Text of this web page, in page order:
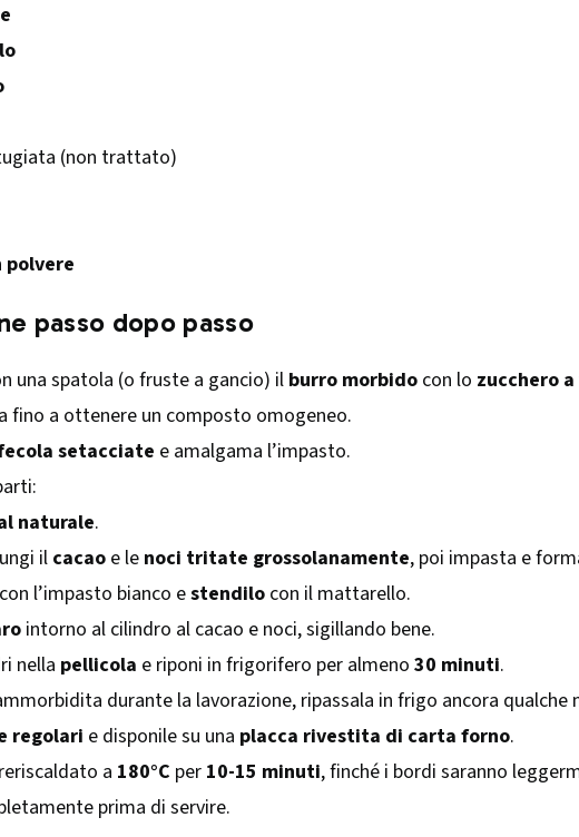
(non trattato)
polvere
passo dopo passo
una spatola (o fruste a gancio) il burro morbido con lo zucchero
fino a ottenere un composto omogeneo.
setacciate e amalgama l’impasto.
naturale.
il cacao e le noci tritate grossolanamente, poi impasta e
l’impasto bianco estendilo con il mattarello.
intorno al cilindro al cacao e noci, sigillando bene.
nella pellicola e riponi in frigorifero per almeno 30 minuti.
durante la lavorazione, ripassala in frigo ancora qualche
regolari e disponile su una placca rivestita di carta forno.
a 180°C per 10-15 minuti, finché i bordi saranno
prima di servire.